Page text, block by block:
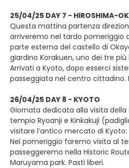
25/04/25 DAY 7 - HIROSHIMA-
Questa mattina partenza
arriveremo nel tardo pomeriggio
parte esterna del castello di
giardino Korakuen, uno dei tre
Arrivati a Kyoto, dopo esserci
passeggiata nel centro cittadino.
26/04/25 DAY 8 - KYOTO
Giornata dedicata alla visita
tempio Ryoanji e Kinkakuji
visitare l’antico mercato di Kyoto:
Nel pomeriggio faremo visita al
passeggeremo nella Historic
Maruyama park. Pasti liberi.